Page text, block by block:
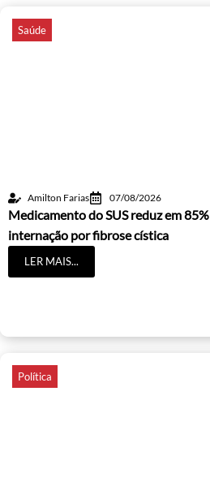
Saúde
Amilton Farias 07/08/2026
Medicamento do SUS reduz em 85%
internação por fibrose cística
LER MAIS...
Política